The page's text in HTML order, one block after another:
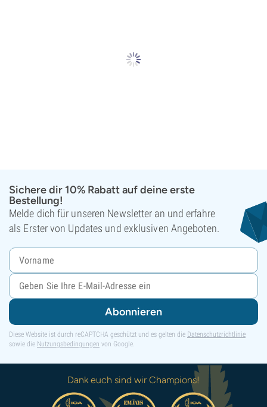
Sichere dir 10% Rabatt auf deine erste
Bestellung!
Melde dich für unseren Newsletter an und erfahre
als Erster von Updates und exklusiven Angeboten.
Abonnieren
Diese Website ist durch reCAPTCHA geschützt und es gelten die Datenschutzrichtlinie
sowie die Nutzungsbedingungen von Google.
Dank euch sind wir Champions!